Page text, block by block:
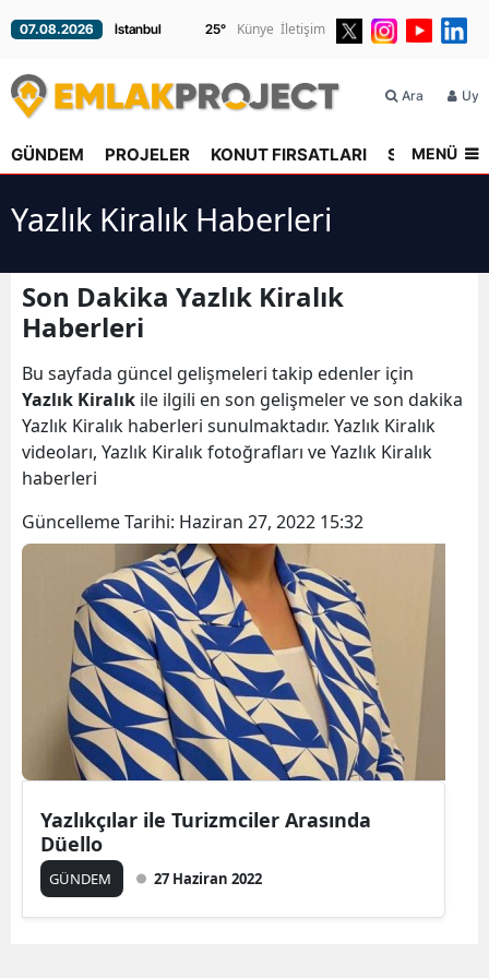
07.08.2026 25° Künye İletişim
Ara
GÜNDEM PROJELER KONUT FIRSATLARI SEKTÖR
MENÜ
Yazlık Kiralık Haberleri
Son Dakika Yazlık Kiralık
Haberleri
Bu sayfada güncel gelişmeleri takip edenler için
Yazlık Kiralık ile ilgili en son gelişmeler ve son dakika
Yazlık Kiralık haberleri sunulmaktadır. Yazlık Kiralık
videoları, Yazlık Kiralık fotoğrafları ve Yazlık Kiralık
haberleri
Güncelleme Tarihi: Haziran 27, 2022 15:32
Yazlıkçılar ile Turizmciler Arasında
Düello
GÜNDEM 27 Haziran 2022